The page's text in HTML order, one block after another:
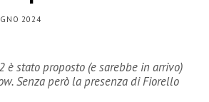
2024
è stato proposto (e sarebbe in arrivo)
Senza però la presenza di Fiorello